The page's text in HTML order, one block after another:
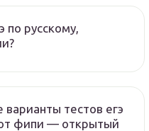
по русскому,
тестов егэ
фипи — открытый